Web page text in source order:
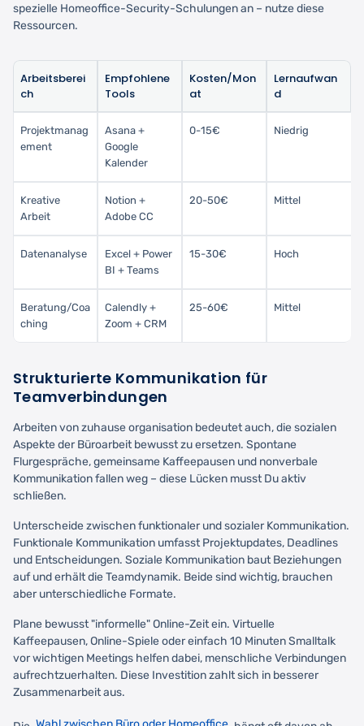
spezielle Homeoffice-Security-Schulungen an – nutze diese
Ressourcen.
Arbeitsberei
ch
Empfohlene
Tools
Kosten/Mon
at
Lernaufwan
d
Projektmanag
ement
Asana +
Google
Kalender
0-15€ Niedrig
Kreative
Arbeit
Notion +
Adobe CC
20-50€ Mittel
Datenanalyse
Excel + Power
BI + Teams
15-30€ Hoch
Beratung/Coa
ching
Calendly +
Zoom + CRM
25-60€ Mittel
Strukturierte Kommunikation für
Teamverbindungen
Arbeiten von zuhause organisation bedeutet auch, die sozialen
Aspekte der Büroarbeit bewusst zu ersetzen. Spontane
Flurgespräche, gemeinsame Kaffeepausen und nonverbale
Kommunikation fallen weg – diese Lücken musst Du aktiv
schließen.
Unterscheide zwischen funktionaler und sozialer Kommunikation.
Funktionale Kommunikation umfasst Projektupdates, Deadlines
und Entscheidungen. Soziale Kommunikation baut Beziehungen
auf und erhält die Teamdynamik. Beide sind wichtig, brauchen
aber unterschiedliche Formate.
Plane bewusst "informelle" Online-Zeit ein. Virtuelle
Kaffeepausen, Online-Spiele oder einfach 10 Minuten Smalltalk
vor wichtigen Meetings helfen dabei, menschliche Verbindungen
aufrechtzuerhalten. Diese Investition zahlt sich in besserer
Zusammenarbeit aus.